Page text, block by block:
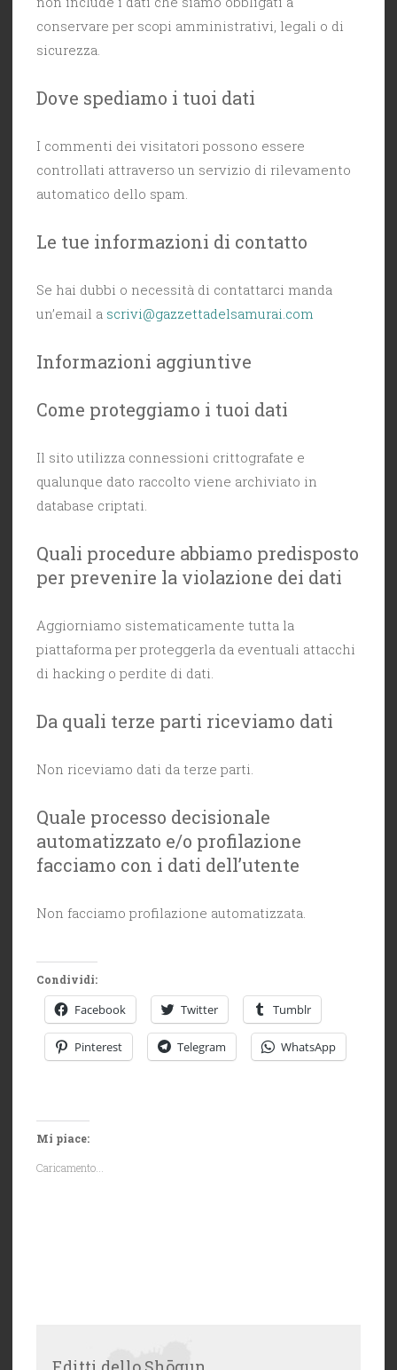
conservare per scopi amministrativi, legali o di
sicurezza.
Dove spediamo i tuoi dati
I commenti dei visitatori possono essere
controllati attraverso un servizio di rilevamento
automatico dello spam.
Le tue informazioni di contatto
Se hai dubbi o necessità di contattarci manda
un’email a scrivi@gazzettadelsamurai.com
Informazioni aggiuntive
Come proteggiamo i tuoi dati
Il sito utilizza connessioni crittografate e
qualunque dato raccolto viene archiviato in
database criptati.
Quali procedure abbiamo predisposto
per prevenire la violazione dei dati
Aggiorniamo sistematicamente tutta la
piattaforma per proteggerla da eventuali attacchi
di hacking o perdite di dati.
Da quali terze parti riceviamo dati
Non riceviamo dati da terze parti.
Quale processo decisionale
automatizzato e/o profilazione
facciamo con i dati dell’utente
Non facciamo profilazione automatizzata.
Condividi:
Facebook Twitter Tumblr
Pinterest Telegram WhatsApp
Mi piace:
Caricamento...